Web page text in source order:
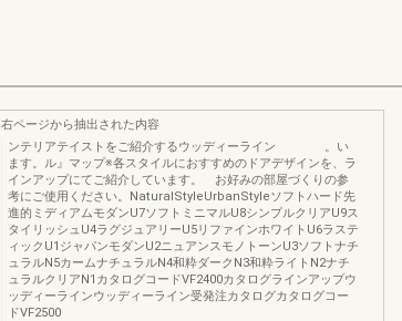
右ページから抽出された内容
ンテリアテイストをご紹介するウッディーライン 。い
ます。ル』マップ※各スタイルにおすすめのドアデザインを、ラ
インアップにてご紹介しています。 お好みの部屋づくりの参
考にご使用ください。NaturalStyleUrbanStyleソフトハード先
進的ミディアムモダンU7ソフトミニマルU8シンプルクリアU9ス
タイリッシュU4ラグジュアリーU5リファインホワイトU6ラステ
ィックU1ジャパンモダンU2ニュアンスモノトーンU3ソフトナチ
ュラルN5カームナチュラルN4和粋ダークN3和粋ライトN2ナチ
ュラルクリアN1カタログコードVF2400カタログラインアップウ
ッディーラインウッディーライン受発注カタログカタログコー
ドVF2500